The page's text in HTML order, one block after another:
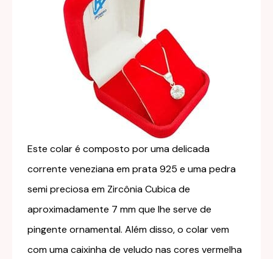
Este colar é composto por uma delicada
corrente veneziana em prata 925 e uma pedra
semi preciosa em Zircônia Cubica de
aproximadamente 7 mm que lhe serve de
pingente ornamental. Além disso, o colar vem
com uma caixinha de veludo nas cores vermelha